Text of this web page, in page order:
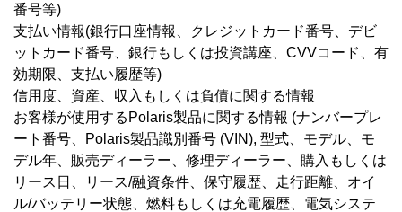
番号等)
支払い情報(銀行口座情報、クレジットカード番号、デビ
ットカード番号、銀行もしくは投資講座、CVVコード、有
効期限、支払い履歴等)
信用度、資産、収入もしくは負債に関する情報
お客様が使用するPolaris製品に関する情報 (ナンバープレ
ート番号、Polaris製品識別番号 (VIN), 型式、モデル、モ
デル年、販売ディーラー、修理ディーラー、購入もしくは
リース日、リース/融資条件、保守履歴、走行距離、オイ
ル/バッテリー状態、燃料もしくは充電履歴、電気システ